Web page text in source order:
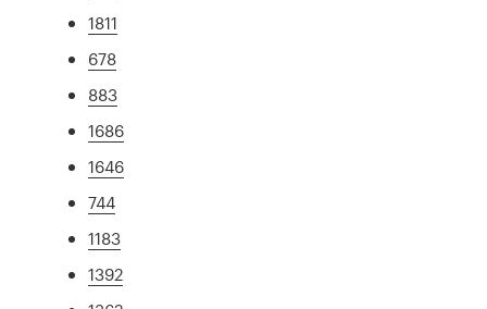
1811
678
883
1686
1646
744
1183
1392